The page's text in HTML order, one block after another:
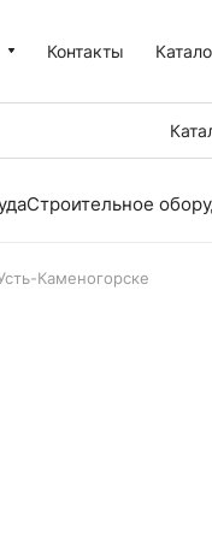
Контакты
Строительное
Каменогорске